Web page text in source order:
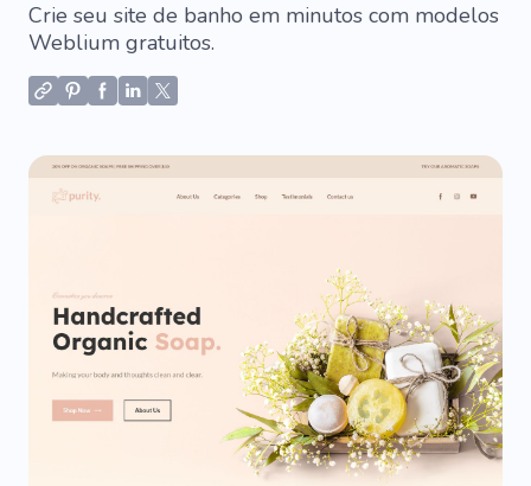
Crie seu site de banho em minutos com modelos
Weblium gratuitos.